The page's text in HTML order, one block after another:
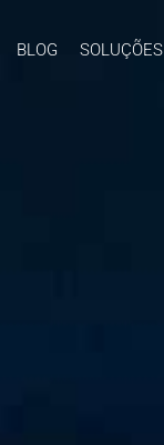
BLOG SOLUÇÕES